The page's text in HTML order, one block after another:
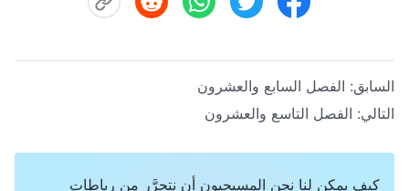
السابق: الفصل السابع والعشرون
التالي: الفصل التاسع والعشرون
كيف يمكن لنا نحن المسيحيون أن نتحرَّر من رباطات